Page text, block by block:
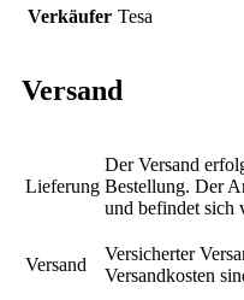
Verkäufer Tesa
Versand
Lieferung
Der Versand
Bestellung. Der
und befindet sich
Versand
Versicherter
Versandkosten